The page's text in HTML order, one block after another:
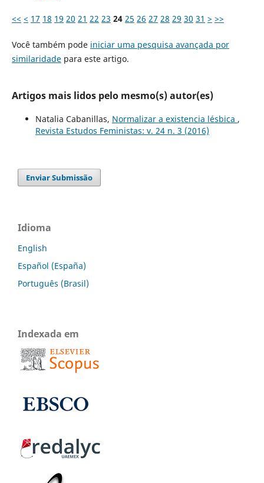
<< < 17 18 19 20 21 22 23 24 25 26 27 28 29 30 31 > >>
Você também pode iniciar uma pesquisa avançada por
similaridadepara este artigo.
Artigos mais lidos pelo mesmo(s) autor(es)
Natalia Cabanillas, Normalizar a existencia lésbica ,
Revista Estudos Feministas: v. 24 n. 3 (2016)
Enviar Submissão
Idioma
English
Español (España)
Português (Brasil)
Indexada em